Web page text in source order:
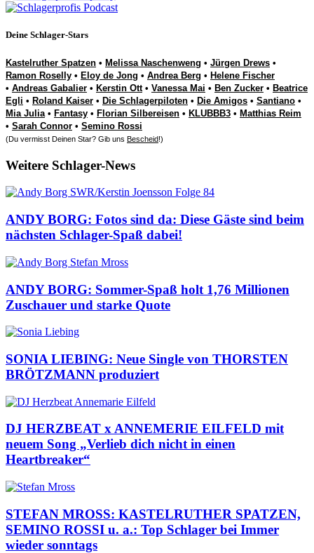
Deine Schlager-Stars
Kastelruther Spatzen • Melissa Naschenweng • Jürgen Drews •
Ramon Roselly • Eloy de Jong • Andrea Berg • Helene Fischer
• Andreas Gabalier • Kerstin Ott• Vanessa Mai • Ben Zucker • Beatrice
Egli • Roland Kaiser • Die Schlagerpiloten • Die Amigos • Santiano •
Mia Julia• Fantasy • Florian Silbereisen • KLUBBB3 • Matthias Reim
• Sarah Connor • Semino Rossi
(Du vermisst Deinen Star? Gib uns Bescheid!)
Weitere Schlager-News
ANDY BORG: Fotos sind da: Diese Gäste sind beim
nächsten Schlager-Spaß dabei!
ANDY BORG: Sommer-Spaß holt 1,76 Millionen
Zuschauer und starke Quote
SONIA LIEBING: Neue Single von THORSTEN
BRÖTZMANN produziert
DJ HERZBEAT x ANNEMERIE EILFELD mit
neuem Song „Verlieb dich nicht in einen
Heartbreaker“
STEFAN MROSS: KASTELRUTHER SPATZEN,
SEMINO ROSSI u. a.: Top Schlager bei Immer
wieder sonntags